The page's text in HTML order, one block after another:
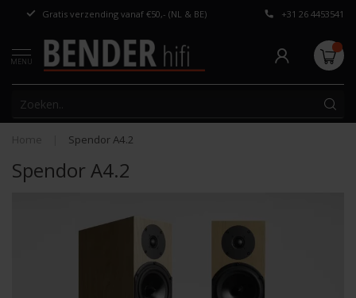
Gratis verzending vanaf €50,- (NL & BE) Persoonlijk
+31 26 4453541
MENU
Home Spendor A4.2
Spendor A4.2